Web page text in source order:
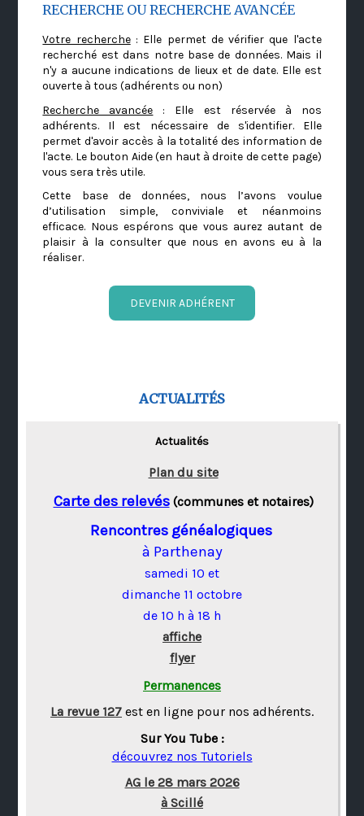
RECHERCHE OU RECHERCHE AVANCÉE
Votre recherche: Elle permet de vérifier que l'acte
recherché est dans notre base de données. Mais il
n'y a aucune indications de lieux et de date. Elle est
ouverte à tous (adhérents ou non)
Recherche avancée : Elle est réservée à nos
adhérents. Il est nécessaire de s'identifier. Elle
permet d'avoir accès à la totalité des information de
l'acte. Le bouton Aide (en haut à droite de cette page)
vous sera très utile.
Cette base de données, nous l’avons voulue
d’utilisation simple, conviviale et néanmoins
efficace. Nous espérons que vous aurez autant de
plaisir à la consulter que nous en avons eu à la
réaliser.
DEVENIR ADHÉRENT
ACTUALITÉS
Actualités
Plan du site
Carte des relevés(communes et notaires)
Rencontres généalogiques
à Parthenay
samedi 10 et
dimanche 11 octobre
de 10 h à 18 h
affiche
flyer
Permanences
La revue 127 est en ligne pour nos adhérents.
Sur You Tube :
découvrez nos Tutoriels
AG le 28 mars 2026
à Scillé